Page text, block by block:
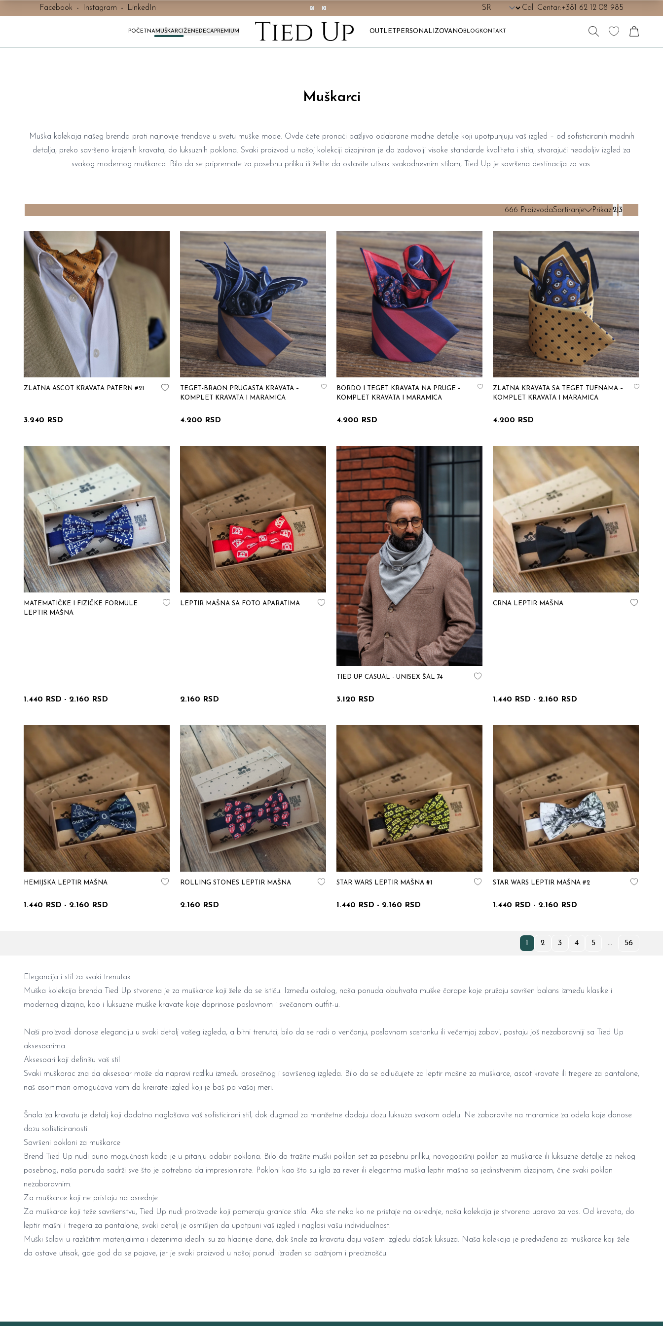
Facebook - Instagram - LinkedIn Call Centar:+381 62 12 08 985
POČETNAMUŠKARCI ŽENEDECAPREMIUM OUTLET PERSONALIZOVANO BLOG KONTAKT
Muškarci
Muška kolekcija našeg brenda prati najnovije trendove u svetu muške mode. Ovde ćete pronaći pažljivo odabrane modne detalje koji upotpunjuju vaš izgled – od sofisticiranih modnih
detalja, preko savršeno krojenih kravata, do luksuznih poklona. Svaki proizvod u našoj kolekciji dizajniran je da zadovolji visoke standarde kvaliteta i stila, stvarajući neodoljiv izgled za
svakog modernog muškarca. Bilo da se pripremate za posebnu priliku ili želite da ostavite utisak svakodnevnim stilom, Tied Up je savršena destinacija za vas.
666 ProizvodaSortiranje Prikaz:23
ZLATNA ASCOT KRAVATA PATERN #21
3.240 RSD
TEGET-BRAON PRUGASTA KRAVATA –
KOMPLET KRAVATA I MARAMICA
4.200 RSD
BORDO I TEGET KRAVATA NA PRUGE –
KOMPLET KRAVATA I MARAMICA
4.200 RSD
ZLATNA KRAVATA SA TEGET TUFNAMA –
KOMPLET KRAVATA I MARAMICA
4.200 RSD
MATEMATIČKE I FIZIČKE FORMULE
LEPTIR MAŠNA
1.440 RSD - 2.160 RSD
LEPTIR MAŠNA SA FOTO APARATIMA
2.160 RSD
TIED UP CASUAL - UNISEX ŠAL 74
3.120 RSD
CRNA LEPTIR MAŠNA
1.440 RSD - 2.160 RSD
HEMIJSKA LEPTIR MAŠNA
1.440 RSD - 2.160 RSD
ROLLING STONES LEPTIR MAŠNA
2.160 RSD
STAR WARS LEPTIR MAŠNA #1
1.440 RSD - 2.160 RSD
STAR WARS LEPTIR MAŠNA #2
1.440 RSD - 2.160 RSD
1 2 3 4 5 ... 56
Elegancija i stil za svaki trenutak
Muška kolekcija brenda Tied Up stvorena je za muškarce koji žele da se ističu. Između ostalog, naša ponuda obuhvata muške čarape koje pružaju savršen balans između klasike i
modernog dizajna, kao i luksuzne muške kravate koje doprinose poslovnom i svečanom outfit-u.
Naši proizvodi donose eleganciju u svaki detalj vašeg izgleda, a bitni trenutci, bilo da se radi o venčanju, poslovnom sastanku ili večernjoj zabavi, postaju još nezaboravniji sa Tied Up
aksesoarima.
Aksesoari koji definišu vaš stil
Svaki muškarac zna da aksesoar može da napravi razliku između prosečnog i savršenog izgleda. Bilo da se odlučujete za
leptir mašne za muškarce, ascot kravate ili tregere za pantalone,
naš asortiman omogućava vam da kreirate izgled koji je baš po vašoj meri.
Šnala za kravatu je detalj koji dodatno naglašava vaš sofisticirani stil, dok dugmad za manžetne dodaju dozu luksuza svakom odelu. Ne zaboravite na maramice za odela koje donose
dozu sofisticiranosti.
Savršeni pokloni za muškarce
Brend Tied Up nudi puno mogućnosti kada je u pitanju odabir poklona. Bilo da tražite muški poklon set za posebnu priliku, novogodišnji poklon za muškarce ili luksuzne detalje za nekog
posebnog, naša ponuda sadrži sve što je potrebno da impresionirate. Pokloni kao što su igla za rever ili elegantna muška leptir mašna sa jedinstvenim dizajnom, čine svaki poklon
nezaboravnim.
Za muškarce koji ne pristaju na osrednje
Za muškarce koji teže savršenstvu, Tied Up nudi proizvode koji pomeraju granice stila. Ako ste neko ko ne pristaje na osrednje, naša kolekcija je stvorena upravo za vas. Od kravata, do
leptir mašni i tregera za pantalone, svaki detalj je osmišljen da upotpuni vaš izgled i naglasi vašu individualnost.
Muški šalovi u različitim materijalima i dezenima idealni su za hladnije dane, dok šnale za kravatu daju vašem izgledu dašak luksuza. Naša kolekcija je predviđena za muškarce koji žele
da ostave utisak, gde god da se pojave, jer je svaki proizvod u našoj ponudi izrađen sa pažnjom i preciznošću.